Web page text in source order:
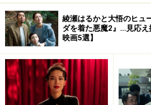
笑えて、日頃の疲れも吹っ飛びますよ。
監督：ジェイク・カスダン
3：『グラディエーターII
2024年11月15日公開
綾瀬はるかと大悟のヒュ
ダを着た悪魔2』…見応
映画5選】